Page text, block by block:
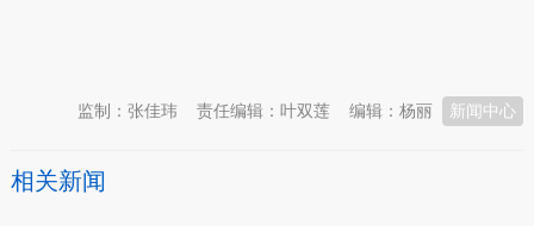
新闻中心
编辑：杨丽
责任编辑：叶双莲
监制：张佳玮
相关新闻